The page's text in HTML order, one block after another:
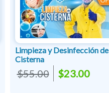
Limpieza y Desinfección de
Cisterna
$55.00 $23.00